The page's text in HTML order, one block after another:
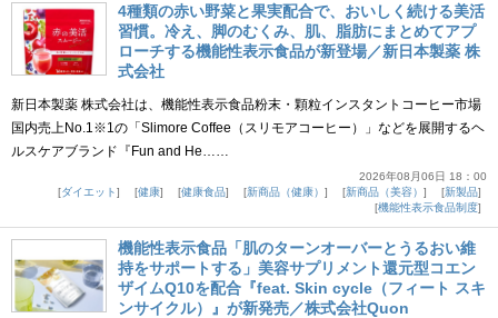
4種類の赤い野菜と果実配合で、おいしく続ける美活
習慣。冷え、脚のむくみ、肌、脂肪にまとめてアプ
ローチする機能性表示食品が新登場／新日本製薬 株
式会社
新日本製薬 株式会社は、機能性表示食品粉末・顆粒インスタントコーヒー市場
国内売上No.1※1の「Slimore Coffee（スリモアコーヒー）」などを展開するヘ
ルスケアブランド『Fun and He……
2026年08月06日 18：00
ダイエット
健康 健康食品 新商品（健康） 新商品（美容）
新製品
機能性表示食品制度
機能性表示食品「肌のターンオーバーとうるおい維
持をサポートする」美容サプリメント還元型コエン
ザイムQ10を配合『feat. Skin cycle（フィート スキ
ンサイクル）』が新発売／株式会社Quon